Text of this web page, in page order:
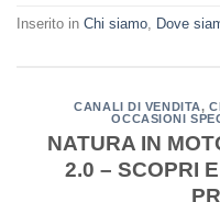
Inserito in Chi siamo Dove
CANALI DI VENDITA,
OCCASIONI
NATURA IN
2.0 – SCOPRI